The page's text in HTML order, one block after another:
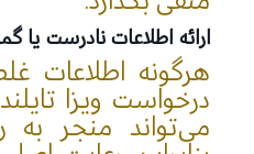
ارائه اطلاعات نادرست یا
هرگونه اطلاعات
درخواست ویزا
می‌تواند منجر